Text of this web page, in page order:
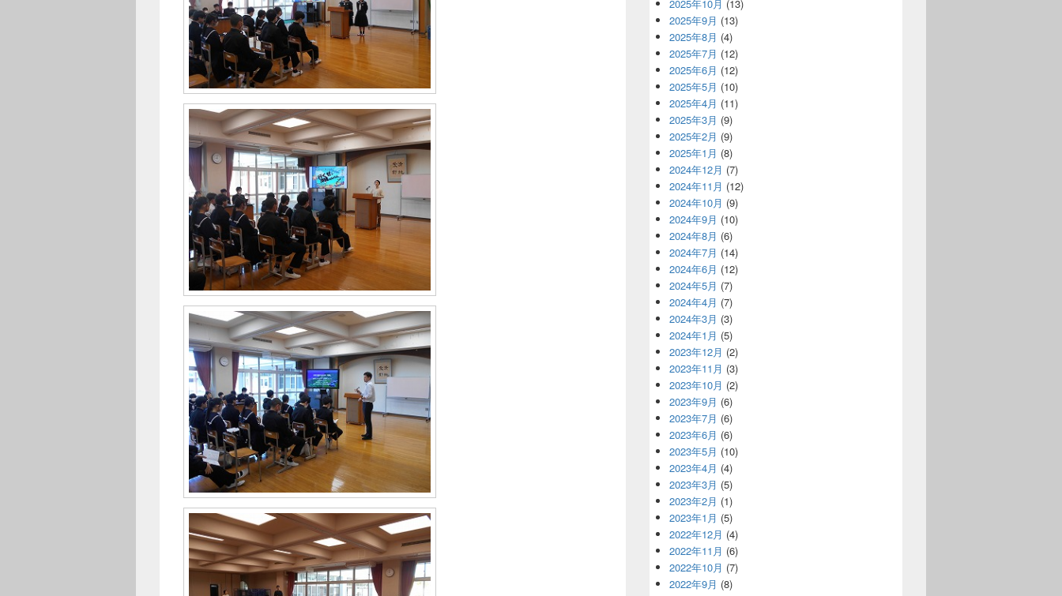
2025年10月 (13)
2025年9月 (13)
2025年8月 (4)
2025年7月 (12)
2025年6月 (12)
2025年5月 (10)
2025年4月 (11)
2025年3月 (9)
2025年2月 (9)
2025年1月 (8)
2024年12月 (7)
2024年11月 (12)
2024年10月 (9)
2024年9月 (10)
2024年8月 (6)
2024年7月 (14)
2024年6月 (12)
2024年5月 (7)
2024年4月 (7)
2024年3月 (3)
2024年1月 (5)
2023年12月 (2)
2023年11月 (3)
2023年10月 (2)
2023年9月 (6)
2023年7月 (6)
2023年6月 (6)
2023年5月 (10)
2023年4月 (4)
2023年3月 (5)
2023年2月 (1)
2023年1月 (5)
2022年12月 (4)
2022年11月 (6)
2022年10月 (7)
2022年9月 (8)